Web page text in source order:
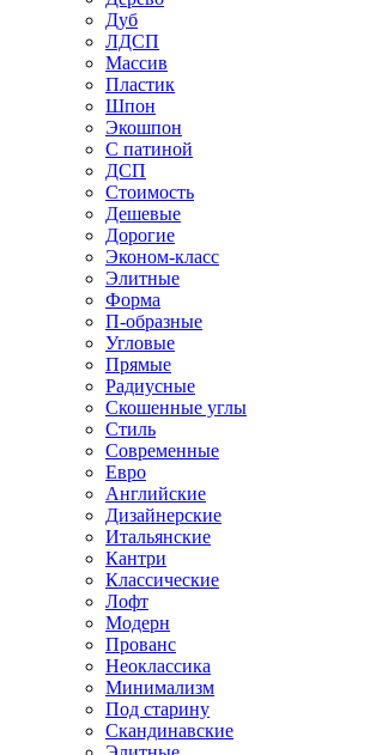
Дуб
ЛДСП
Массив
Пластик
Шпон
Экошпон
С патиной
ДСП
Стоимость
Дешевые
Дорогие
Эконом-класс
Элитные
Форма
П-образные
Угловые
Прямые
Радиусные
Скошенные углы
Стиль
Современные
Евро
Английские
Дизайнерские
Итальянские
Кантри
Классические
Лофт
Модерн
Прованс
Неоклассика
Минимализм
Под старину
Скандинавские